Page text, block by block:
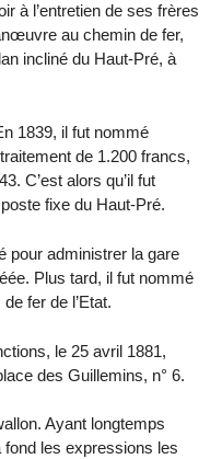
à l’entretien de ses frères
au chemin de fer,
incliné du Haut-Pré, à
1839, il fut nommé
de 1.200 francs,
C’est alors qu’il fut
fixe du Haut-Pré.
pour administrer la gare
Plus tard, il fut nommé
fer de l’Etat.
le 25 avril 1881,
des Guillemins, n° 6.
Ayant longtemps
fond les expressions les